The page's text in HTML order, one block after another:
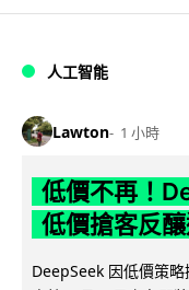
人工智能
Lawton 1 小時
低價不再！
低價搶客反
DeepSeek 因低價策